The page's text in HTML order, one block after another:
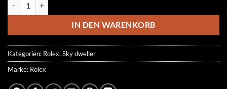
499.00 €249.00 €.
IN DEN WARENKORB
Kategorien: Rolex, Sky dweller
Marke: Rolex